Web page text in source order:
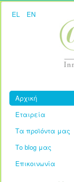
EL EN
Αρχική
Εταιρεία
Τα προϊόντα μας
Το blog μας
Επικοινωνία